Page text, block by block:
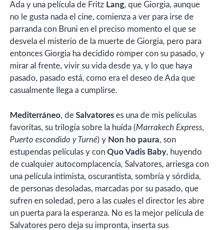
Ada y una película de Fritz Lang, que Giorgia, aunque
no le gusta nada el cine, comienza a ver para irse de
parranda con Bruni en el preciso momento el que se
desvela el misterio de la muerte de Giorgia, pero para
entonces Giorgia ha decidido romper con su pasado, y
mirar al frente, vivir su vida desde ya, y lo que haya
pasado, pasado está, como era el deseo de Ada que
casualmente llega a cumplirse.
Mediterráneo, de Salvatores es una de mis películas
favoritas, su trilogía sobre la huída (Marrakech Express,
Puerto escondido y Turné) y Non ho paura, son
estupendas películas y con Quo Vadis Baby, huyendo
de cualquier autocomplacencia, Salvatores, arriesga con
una película intimista, oscurantista, sombría y sórdida,
de personas desoladas, marcadas por su pasado, que
sufren en soledad, pero a las cuales el director les abre
un puerta para la esperanza. No es la mejor película de
Salvatores pero deja su impronta, inserta sus